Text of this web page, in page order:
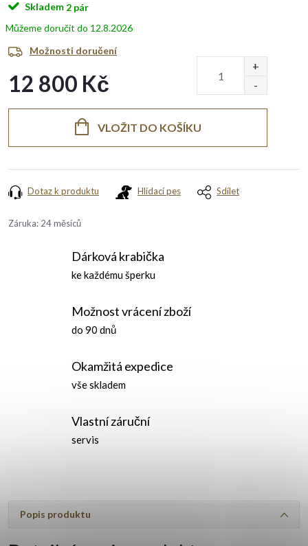
Skladem 2 pár
12.8.2026
Možnosti doručení
12 800 Kč
VLOŽIT DO KOŠÍKU
Dotaz k produktu Hlídací pes Sdílet
Záruka: 24 měsíců
Dárková krabička
ke každému šperku
Možnost vrácení zboží
do 90 dnů
Okamžitá expedice
vše skladem
Vlastní záruční
servis
Popis produktu